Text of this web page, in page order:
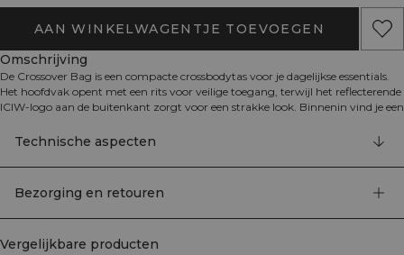
AAN WINKELWAGENTJE TOEVOEGEN
Omschrijving
De Crossover Bag is een compacte crossbodytas voor je dagelijkse essentials.
Het hoofdvak opent met een rits voor veilige toegang, terwijl het reflecterende
ICIW-logo aan de buitenkant zorgt voor een strakke look. Binnenin vind je een
georganiseerd te houden. Wanneer nodig maak je de tas eenvoudig schoon
met een vochtige doek. 100% polyester.
Technische aspecten
Bezorging en retouren
Vergelijkbare producten